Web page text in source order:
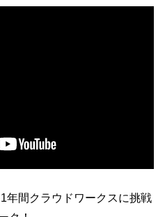
年間クラウドワークスに挑戦